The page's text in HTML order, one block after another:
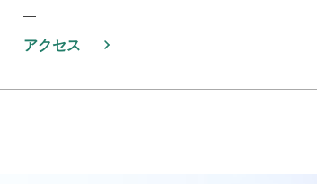
―
アクセス